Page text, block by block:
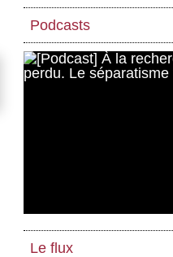
Podcasts
Le flux